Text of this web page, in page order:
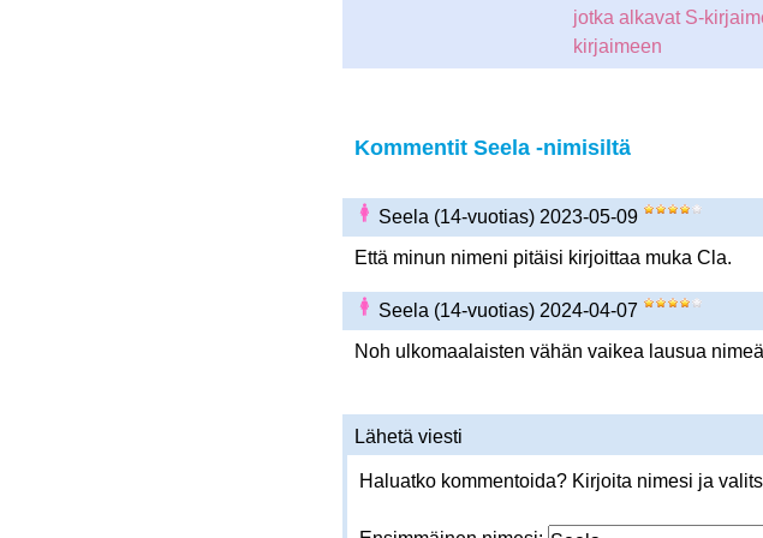
jotka alkavat S-
kirjaimeen
Kommentit Seela -nimisiltä
Seela (14-vuotias) 2023-05-09
Että minun nimeni pitäisi kirjoittaa muka Cla.
Seela (14-vuotias) 2024-04-07
Noh ulkomaalaisten vähän vaikea lausua
Lähetä viesti
Haluatko kommentoida? Kirjoita nimesi ja